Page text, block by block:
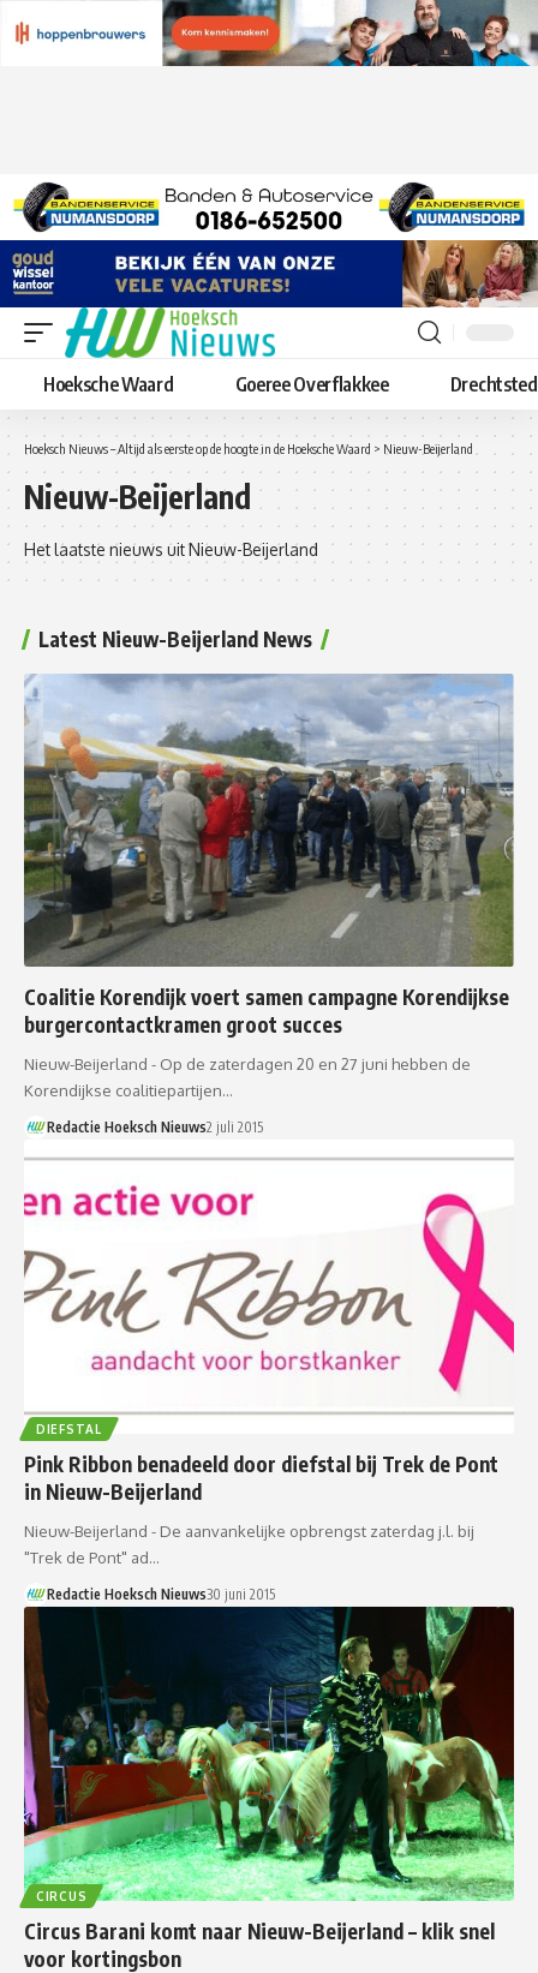
Hoeksche Waard Goeree Overflakkee
Hoeksch Nieuws – Altijd als eerste op de hoogte in de Hoeksche Waard > Nieuw-Beijerland
Nieuw-Beijerland
Het laatste nieuws uit Nieuw-Beijerland
Latest Nieuw-Beijerland News
Coalitie Korendijk voert samen campagne Korendijkse
burgercontactkramen groot succes
Nieuw-Beijerland - Op de zaterdagen 20 en 27 juni hebben de
Korendijkse coalitiepartijen…
Redactie Hoeksch Nieuws2 juli 2015
DIEFSTAL
Pink Ribbon benadeeld door diefstal bij Trek de Pont
in Nieuw-Beijerland
Nieuw-Beijerland - De aanvankelijke opbrengst zaterdag j.l. bij
"Trek de Pont" ad…
Redactie Hoeksch Nieuws30 juni 2015
CIRCUS
Circus Barani komt naar Nieuw-Beijerland – klik snel
voor kortingsbon